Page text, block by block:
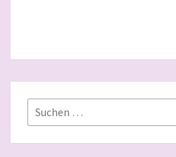
Suchen
nach: